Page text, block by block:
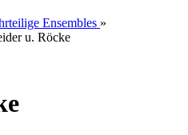
Ensembles »
u. Röcke